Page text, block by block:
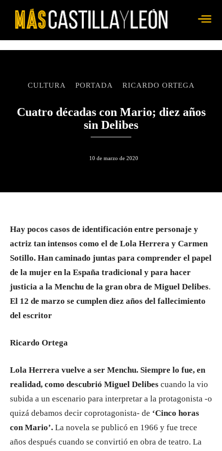
CULTURA PORTADA RICARDO ORTEGA
Cuatro décadas con Mario; diez años
sin Delibes
10 de marzo de 2020
Hay pocos casos de identificación entre personaje y
actriz tan intensos como el de Lola Herrera y Carmen
Sotillo. Han caminado juntas para comprender el papel
de la mujer en la España tradicional y para hacer
justicia a la Menchu de la gran obra de Miguel Delibes.
El 12 de marzo se cumplen diez años del fallecimiento
del escritor
Ricardo Ortega
Lola Herrera vuelve a ser Menchu. Siempre lo fue, en
realidad, como descubrió Miguel Delibes cuando la vio
subida a un escenario para interpretar a la protagonista -o
quizá debamos decir coprotagonista- de ‘Cinco horas
con Mario’. La novela se publicó en 1966 y fue trece
años después cuando se convirtió en obra de teatro. La